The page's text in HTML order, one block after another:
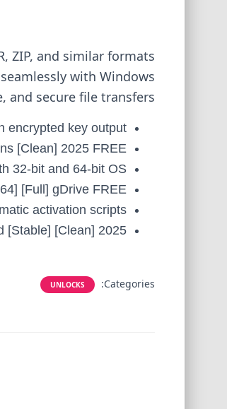
ZIP, and similar formats
with Windows
and secure file transfers.
encrypted key output
[Clean] 2025 FREE
32-bit and 64-bit OS
[Full] gDrive FREE
activation scripts
[Stable] [Clean] 2025
Categories:
UNLOCKS